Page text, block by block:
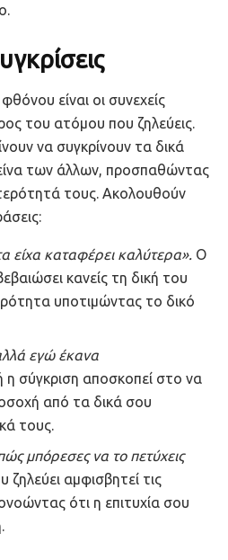
είναι οι συνεχείς
του ατόμου που ζηλεύεις.
να συγκρίνουν τα δικά
των άλλων, προσπαθώντας
τους. Ακολουθούν
είχα καταφέρει καλύτερα». Ο
κανείς τη δική του
υποτιμώντας το δικό
εγώ έκανα
η σύγκριση αποσκοπεί στο να
από τα δικά σου
τους.
μπόρεσες να το πετύχεις
αμφισβητεί τις
ότι η επιτυχία σου